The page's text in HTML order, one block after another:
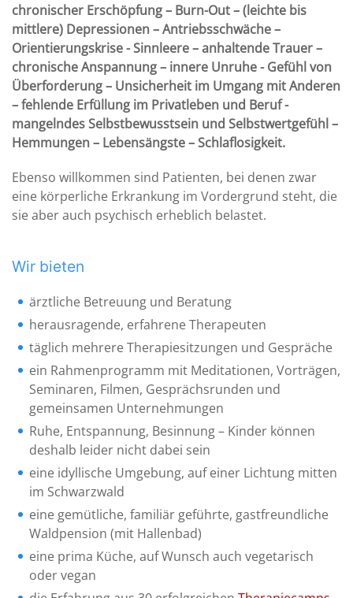
chronischer Erschöpfung – Burn-Out – (leichte bis
mittlere) Depressionen – Antriebsschwäche –
Orientierungskrise - Sinnleere – anhaltende Trauer –
chronische Anspannung – innere Unruhe - Gefühl von
Überforderung – Unsicherheit im Umgang mit Anderen
– fehlende Erfüllung im Privatleben und Beruf -
mangelndes Selbstbewusstsein und Selbstwertgefühl –
Hemmungen – Lebensängste – Schlaflosigkeit.
Ebenso willkommen sind Patienten, bei denen zwar
eine körperliche Erkrankung im Vordergrund steht, die
sie aber auch psychisch erheblich belastet.
Wir bieten
ärztliche Betreuung und Beratung
herausragende, erfahrene Therapeuten
täglich mehrere Therapiesitzungen und Gespräche
ein Rahmenprogramm mit Meditationen, Vorträgen,
Seminaren, Filmen, Gesprächsrunden und
gemeinsamen Unternehmungen
Ruhe, Entspannung, Besinnung – Kinder können
deshalb leider nicht dabei sein
eine idyllische Umgebung, auf einer Lichtung mitten
im Schwarzwald
eine gemütliche, familiär geführte, gastfreundliche
Waldpension (mit Hallenbad)
eine prima Küche, auf Wunsch auch vegetarisch
oder vegan